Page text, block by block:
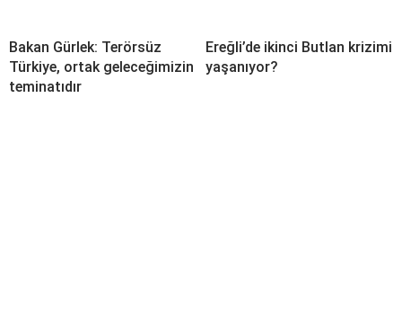
Bakan Gürlek: Terörsüz
Türkiye, ortak geleceğimizin
teminatıdır
Ereğli’de ikinci Butlan krizimi
yaşanıyor?